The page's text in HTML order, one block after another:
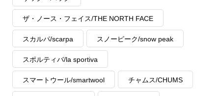
ザ・ノース・フェイス/THE NORTH FACE
スカルパ/scarpa スノーピーク/snow peak
スポルティバ/la sportiva
スマートウール/smartwool チャムス/CHUMS